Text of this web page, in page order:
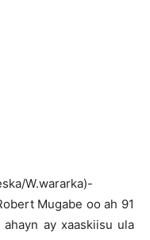
W.wararka)-
Mugabe oo ah 91
ay xaaskiisu ula